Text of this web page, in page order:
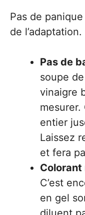
Pas de
de l’adaptation.
Pas de
soupe
vinaigre
entier
Laissez
et fera
Colorant
C’est
en gel